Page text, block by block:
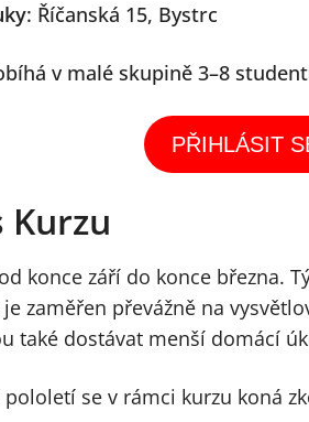
: Říčanská 15, Bystrc
v malé skupině 3–8
PŘIHLÁSIT
Kurzu
konce září do konce března.
zaměřen převážně na
také dostávat menší domácí
pololetí se v rámci kurzu koná